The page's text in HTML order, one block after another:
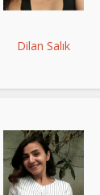
Dilan Salık